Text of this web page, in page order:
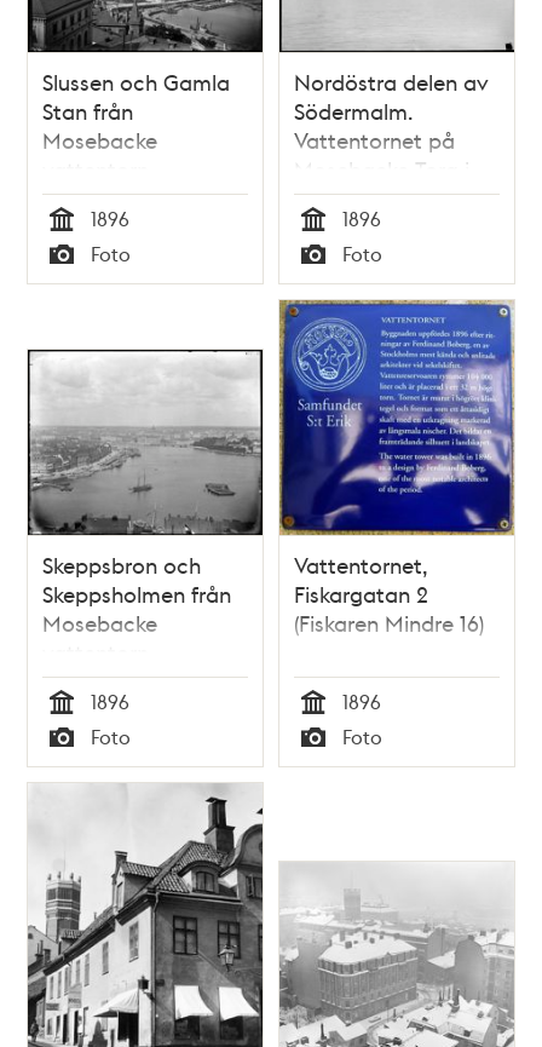
Slussen och Gamla
Stan från
Mosebacke
Tid
1896
Typ
Foto
Nordöstra delen av
Södermalm.
Vattentornet på
Mosebacke Torg i
fonden. T.h.
Katarinahissen. I
förgrunden
Stadsgården och
Strömmen.
Tid
1896
Typ
Foto
Skeppsbron och
Skeppsholmen från
Mosebacke
Tid
1896
Typ
Foto
Vattentornet,
Fiskargatan 2
(Fiskaren Mindre 16)
Tid
1896
Typ
Foto